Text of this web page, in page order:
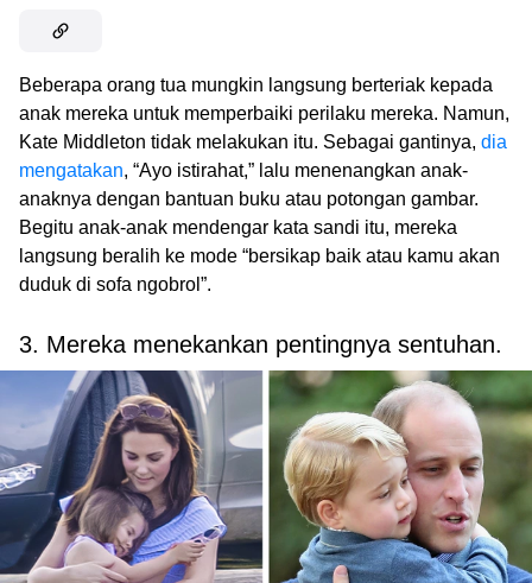
Beberapa orang tua mungkin langsung berteriak kepada
anak mereka untuk memperbaiki perilaku mereka. Namun,
Kate Middleton tidak melakukan itu. Sebagai gantinya, dia
mengatakan, “Ayo istirahat,” lalu menenangkan anak-
anaknya dengan bantuan buku atau potongan gambar.
Begitu anak-anak mendengar kata sandi itu, mereka
langsung beralih ke mode “bersikap baik atau kamu akan
duduk di sofa ngobrol”.
3. Mereka menekankan pentingnya sentuhan.